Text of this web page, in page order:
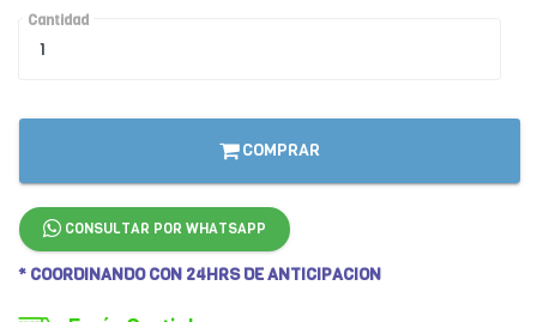
Cantidad
COMPRAR
CONSULTAR POR WHATSAPP
* COORDINANDO CON 24HRS DE ANTICIPACION